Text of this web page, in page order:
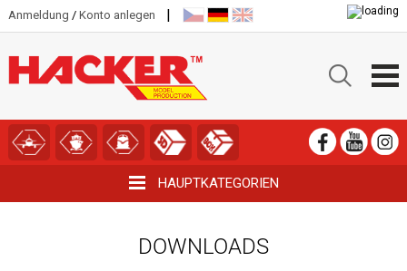
Anmeldung / Konto anlegen |
HAUPTKATEGORIEN
DOWNLOADS